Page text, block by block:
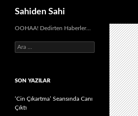
Sahiden Sahi
OOHAA! Dedirten Haberler…
Arama:
SON YAZILAR
‘Cin Çıkartma’ Seansında Canı
Çıktı